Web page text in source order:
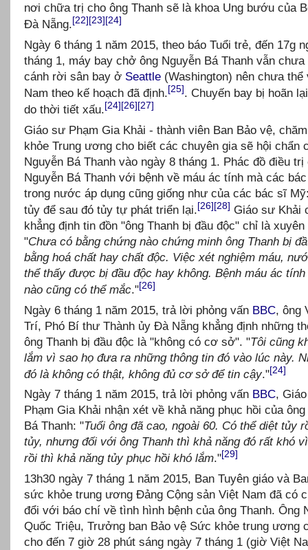
nơi chữa trị cho ông Thanh sẽ là khoa Ung bướu của
Đà Nẵng.[22][23][24]
Ngày 6 tháng 1 năm 2015, theo báo Tuổi trẻ, đến 17g
tháng 1, máy bay chở ông Nguyễn Bá Thanh vẫn chưa
cánh rời sân bay ở Seattle (Washington) nên chưa thể
Nam theo kế hoạch đã định.[25]. Chuyến bay bị hoãn
do thời tiết xấu.[24][26][27]
Giáo sư Phạm Gia Khải - thành viên Ban Bảo vệ,
khỏe Trung ương cho biết các chuyên gia sẽ hội chẩn
Nguyễn Bá Thanh vào ngày 8 tháng 1. Phác đồ điều trị
Nguyễn Bá Thanh với bệnh về máu ác tính mà các
trong nước áp dụng cũng giống như của các bác sĩ
tủy để sau đó tủy tự phát triển lại.[26][28] Giáo sư Khải
khẳng định tin đồn "ông Thanh bị đầu độc" chỉ là
"Chưa có bằng chứng nào chứng minh ông Thanh bị
bằng hoá chất hay chất độc. Việc xét nghiệm máu,
thể thấy được bị đầu độc hay không. Bệnh máu ác
nào cũng có thể mắc."[26]
Ngày 6 tháng 1 năm 2015, trả lời phỏng vấn BBC, ông
Trí, Phó Bí thư Thành ủy Đà Nẵng khẳng định những
ông Thanh bị đầu độc là "không có cơ sở". "Tôi cũng
lắm vì sao họ đưa ra những thông tin đó vào lúc này.
đó là không có thật, không đủ cơ sở để tin cậy."[24]
Ngày 7 tháng 1 năm 2015, trả lời phỏng vấn BBC,
Phạm Gia Khải nhận xét về khả năng phục hồi của
Bá Thanh: "Tuổi ông đã cao, ngoài 60. Có thể diệt tủy
tủy, nhưng đối với ông Thanh thì khả năng đó rất khó
rồi thì khả năng tủy phục hồi khó lắm."[29]
13h30 ngày 7 tháng 1 năm 2015, Ban Tuyên giáo và
sức khỏe trung ương Đảng Cộng sản Việt Nam đã có
đổi với báo chí về tình hình bệnh của ông Thanh. Ông
Quốc Triệu, Trưởng ban Bảo vệ Sức khỏe trung ương
cho đến 7 giờ 28 phút sáng ngày 7 tháng 1 (giờ Việt